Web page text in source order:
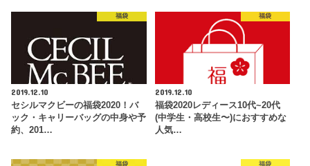
福袋
2019.12.10
セシルマクビーの福袋2020！バ
ック・キャリーバッグの中身や予
約、201…
福袋
2019.12.10
福袋2020レディース10代~20代
(中学生・高校生〜)におすすめな
人気…
福袋 福袋